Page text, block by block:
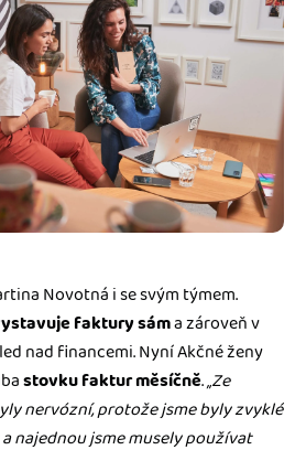
Novotná i se svým týmem.
faktury sáma zároveň v
nad financemi. Nyní Akčné ženy
stovku faktur měsíčně.„Ze
nervózní, protože jsme byly zvyklé
najednou jsme musely používat